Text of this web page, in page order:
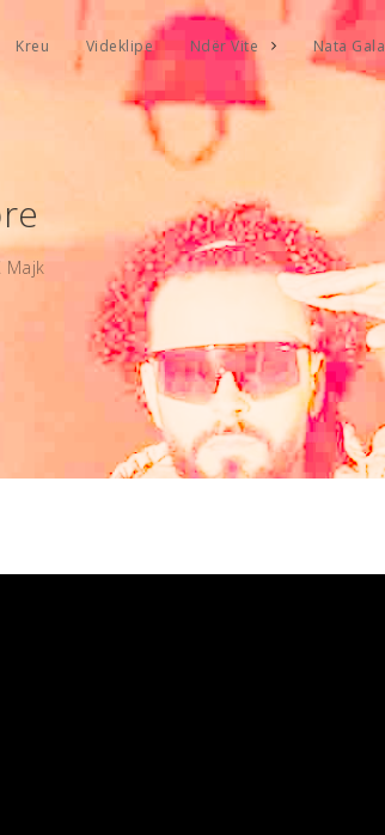
Kreu Videklipe Ndër Vite Nata Gala
Majk